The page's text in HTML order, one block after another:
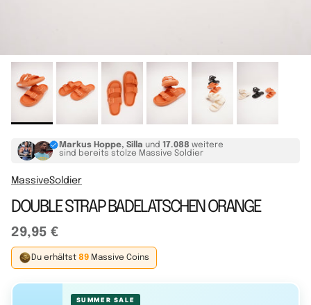
Markus Hoppe, Silla und 17.088 weitere
sind bereits stolze Massive Soldier
MassiveSoldier
DOUBLE STRAP BADELATSCHEN ORANGE
29,95 €
Du erhältst 89 Massive Coins
SUMMER SALE